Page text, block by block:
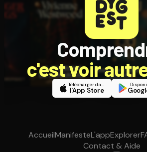
c'est voir
Télécharger dans
l'App Store
AccueilManifesteL'appExplorer
Contact & Aide